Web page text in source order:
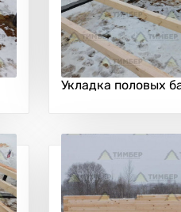
Укладка половых